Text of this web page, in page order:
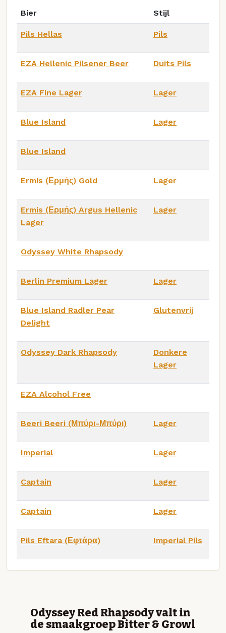
Bier Stijl
Pils Hellas Pils
EZA Hellenic Pilsener Beer Duits Pils
EZA Fine Lager Lager
Blue Island Lager
Blue Island
Ermis (Ερμής) Gold Lager
Ermis (Ερμής) Argus Hellenic
Lager
Lager
Odyssey White Rhapsody
Berlin Premium Lager Lager
Blue Island Radler Pear
Delight
Glutenvrij
Odyssey Dark Rhapsody
Donkere
Lager
EZA Alcohol Free
Beeri Beeri (Μπύρι-Μπύρι) Lager
Imperial Lager
Captain Lager
Captain Lager
Pils Eftara (Εφτάρα) Imperial Pils
Odyssey Red Rhapsody valt in
de smaakgroep Bitter & Growl